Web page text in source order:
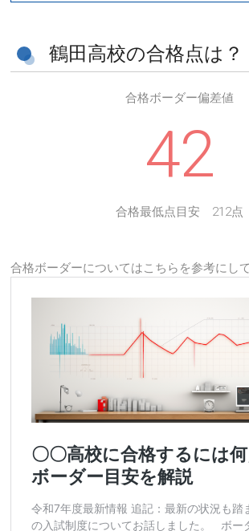
鶴田高校の合格点は？
合格ボーダー偏差値
42
合格最低点目安 212点
合格ボーダーについてはこちらを参考にし